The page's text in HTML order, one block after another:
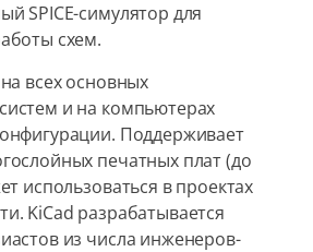
SPICE-симулятор для
схем.
всех основных
и на компьютерах
Поддерживает
печатных плат (до
использоваться в проектах
KiCad разрабатывается
из числа инженеров-